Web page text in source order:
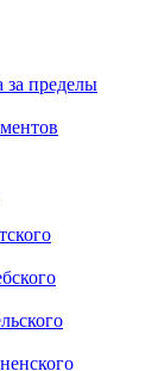
за пределы